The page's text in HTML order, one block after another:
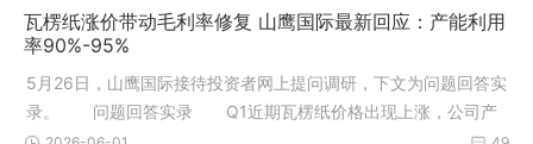
瓦楞纸涨价带动毛利率修复 山鹰国际最新回应：产能利用
率90%-95%
5月26日，山鹰国际接待投资者网上提问调研，下文为问题回答实
录。 问题回答实录 Q1近期瓦楞纸价格出现上涨，公司产
品均价